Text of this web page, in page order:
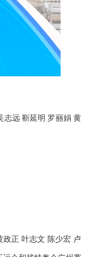
远 靳延明 罗丽娟 黄
正 叶志文 陈少宏 卢